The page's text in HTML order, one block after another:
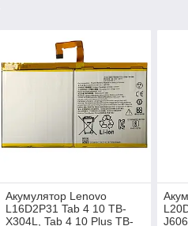
Акумулятор Lenovo
L16D2P31 Tab 4 10 TB-
X304L, Tab 4 10 Plus TB-